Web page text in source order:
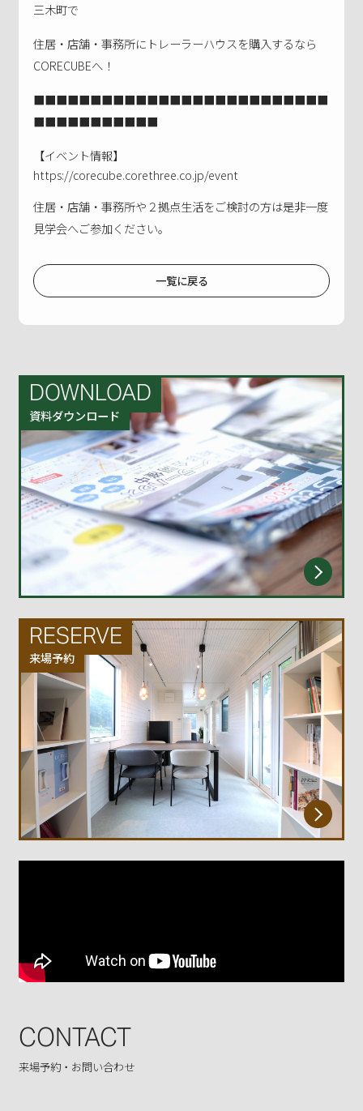
三木町で
住居・店舗・事務所にトレーラーハウスを購入するなら
CORECUBEへ！
■■■■■■■■■■■■■■■■■■■■■■■■■■
■■■■■■■■■■■
【イベント情報】
https://corecube.corethree.co.jp/event
住居・店舗・事務所や２拠点生活をご検討の方は是非一度
見学会へご参加ください。
一覧に戻る
DOWNLOAD
資料ダウンロード
RESERVE
来場予約
CONTACT
来場予約・お問い合わせ